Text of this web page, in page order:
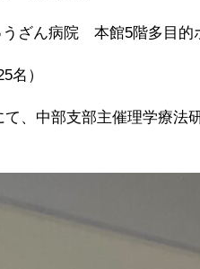
ざん病院 本館5階多目的
名）
、中部支部主催理学療